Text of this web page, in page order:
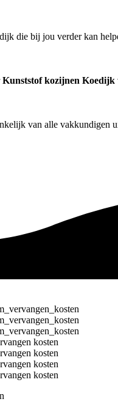
die bij jou verder kan
Kunststof kozijnen Koedijk
van alle vakkundigen